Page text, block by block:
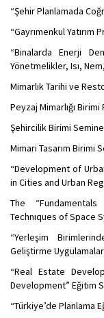
“Şehir Planlamada
“Gayrımenkul
“Binalarda Enerji
Yönetmelikler, Isı,
Mimarlık Tarihi ve
Peyzaj Mimarlığı
Şehircilik Birimi
Mimari Tasarım Birimi
“Development of
in Cities and Urban
The
Technıques of Space
“Yerleşim
Geliştirme
“Real Estate
Development” Eğitim
“Türkiye’de Planlama